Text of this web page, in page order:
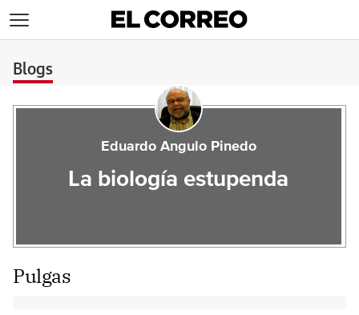
Blogs
Eduardo Angulo Pinedo
La biología estupenda
Pulgas